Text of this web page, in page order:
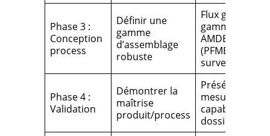
Phase 3 :
Conception
process
Définir une
gamme
d’assemblage
robuste
Flux global,
gamme
AMDEC
(PFMEA), plan
surveillance
Phase 4 :
Validation
Démontrer la
maîtrise
produit/process
Préséries,
mesures de
capabilité,
dossier PPAP